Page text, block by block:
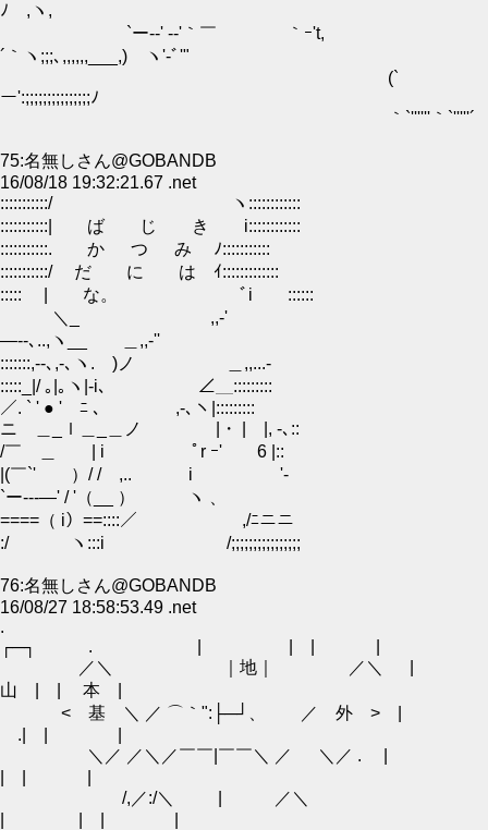
ﾉ ,ヽ,
`ー--' --'｀￣ ｀ｰ't,
´｀ヽ;;;､,,,,,,___,) ヽ'-ﾞ'"
(`
ー':;;;;;;;;;;;;;;;ﾉ
｀`''''''｀`'''''´
75:名無しさん@GOBANDB
16/08/18 19:32:21.67 .net
:::::::::::/ ヽ::::::::::::
:::::::::::| ば じ き i::::::::::::
:::::::::::.ゝ か つ み ﾉ:::::::::::
:::::::::::/ だ に は ｲ:::::::::::::
::::: | な。 ﾞi ::::::
＼_ ,,-'
―--､..,ヽ__ ＿,,-''
:::::::,-‐､,‐､ヽ. )ノ ＿,,...-
:::::_|/ ｡|｡ヽ|-i､ ∠＿:::::::::
／. ` ' ● ' ﾆ ､ ,-､ヽ|:::::::::
ニ ＿_ｌ＿_＿ノ |・ | |, -､::
/￣ ＿ | i ﾟr ｰ' 6 |::
|(￣`' ）/ / ,.. i '-
`ー---―' / '（__ ） ヽ 、
====（ i）==::::／ ,/ﾆニニ
:/ ヽ:::i /;;;;;;;;;;;;;;;;
76:名無しさん@GOBANDB
16/08/27 18:58:53.49 .net
.
┌─┐ . | | | |
／＼ ｜地｜ ／＼ |
山 | | 本 |
< 基 ＼ ／ ⌒｀":├─┘、 ／ 外 > |
.| | |
＼／ ／＼／￣￣|￣￣＼ ／ ＼／ . |
/,／:/＼ | ／＼